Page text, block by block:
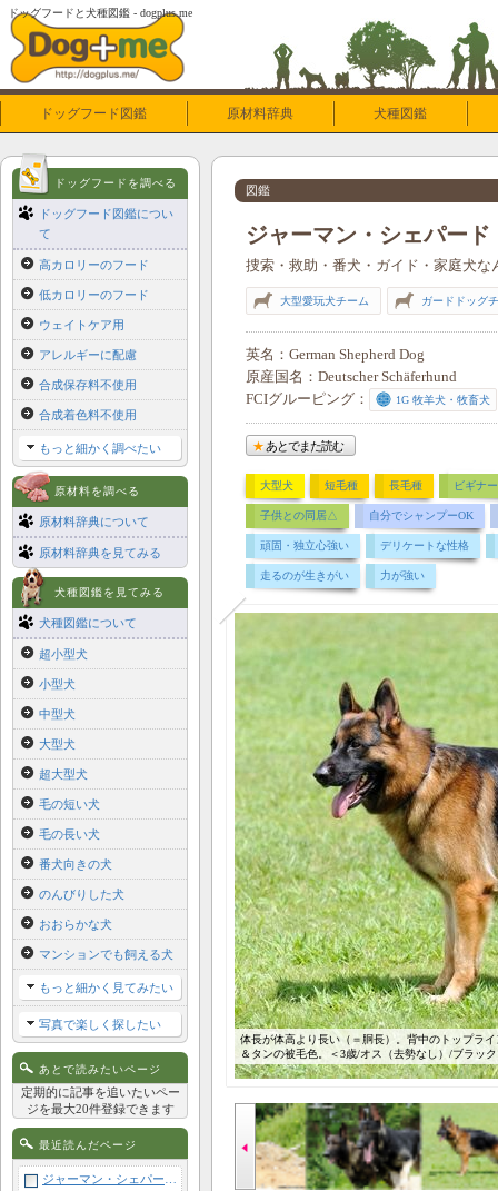
ドッグフードと犬種図鑑 - dogplus.me
ドッグフード図鑑 原材料辞典 犬種図鑑
図鑑
ジャーマン・シェパード
捜索・救助・番犬・ガイド・家庭犬な
大型愛玩犬チーム ガードドッグ
英名
German Shepherd Dog
原産国名
Deutscher Schäferhund
FCIグルーピング
1G 牧羊犬・牧畜犬
あとでまた読む
大型犬 短毛種 長毛種 ビギナ
子供との同居△ 自分でシャンプーOK
頑固・独立心強い デリケートな性格
走るのが生きがい 力が強い
体長が体高より長い（＝胴長）。背中のトップラ
＆タンの被毛色。＜3歳/オス（去勢なし）/ブラッ
ドッグフードを調べる
ドッグフード図鑑につい
て
高カロリーのフード
低カロリーのフード
ウェイトケア用
アレルギーに配慮
合成保存料不使用
合成着色料不使用
もっと細かく調べたい
原材料を調べる
原材料辞典について
原材料辞典を見てみる
犬種図鑑を見てみる
犬種図鑑について
超小型犬
小型犬
中型犬
大型犬
超大型犬
毛の短い犬
毛の長い犬
番犬向きの犬
のんびりした犬
おおらかな犬
マンションでも飼える犬
もっと細かく見てみたい
写真で楽しく探したい
あとで読みたいページ
定期的に記事を追いたいペー
ジを最大20件登録できます
最近読んだページ